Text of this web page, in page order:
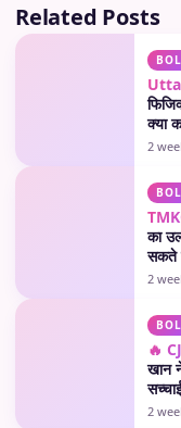
Related Posts
क्या
2
का
सकते
2
🔥
खान
2